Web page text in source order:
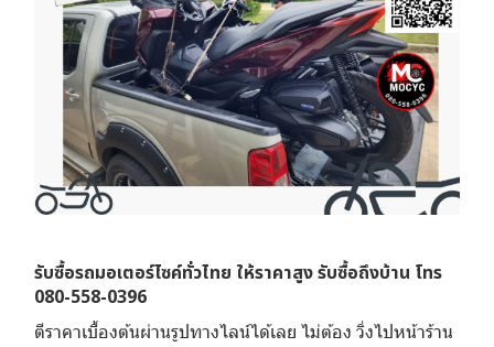
รับซื้อรถมอเตอร์ไซค์ทั่วไทย ให้ราคาสูง รับซื้อถึงบ้าน โทร
080-558-0396
ตีราคาเบื้องต้นผ่านรูปทางไลน์ได้เลย ไม่ต้อง วิ่งไปหน้าร้าน